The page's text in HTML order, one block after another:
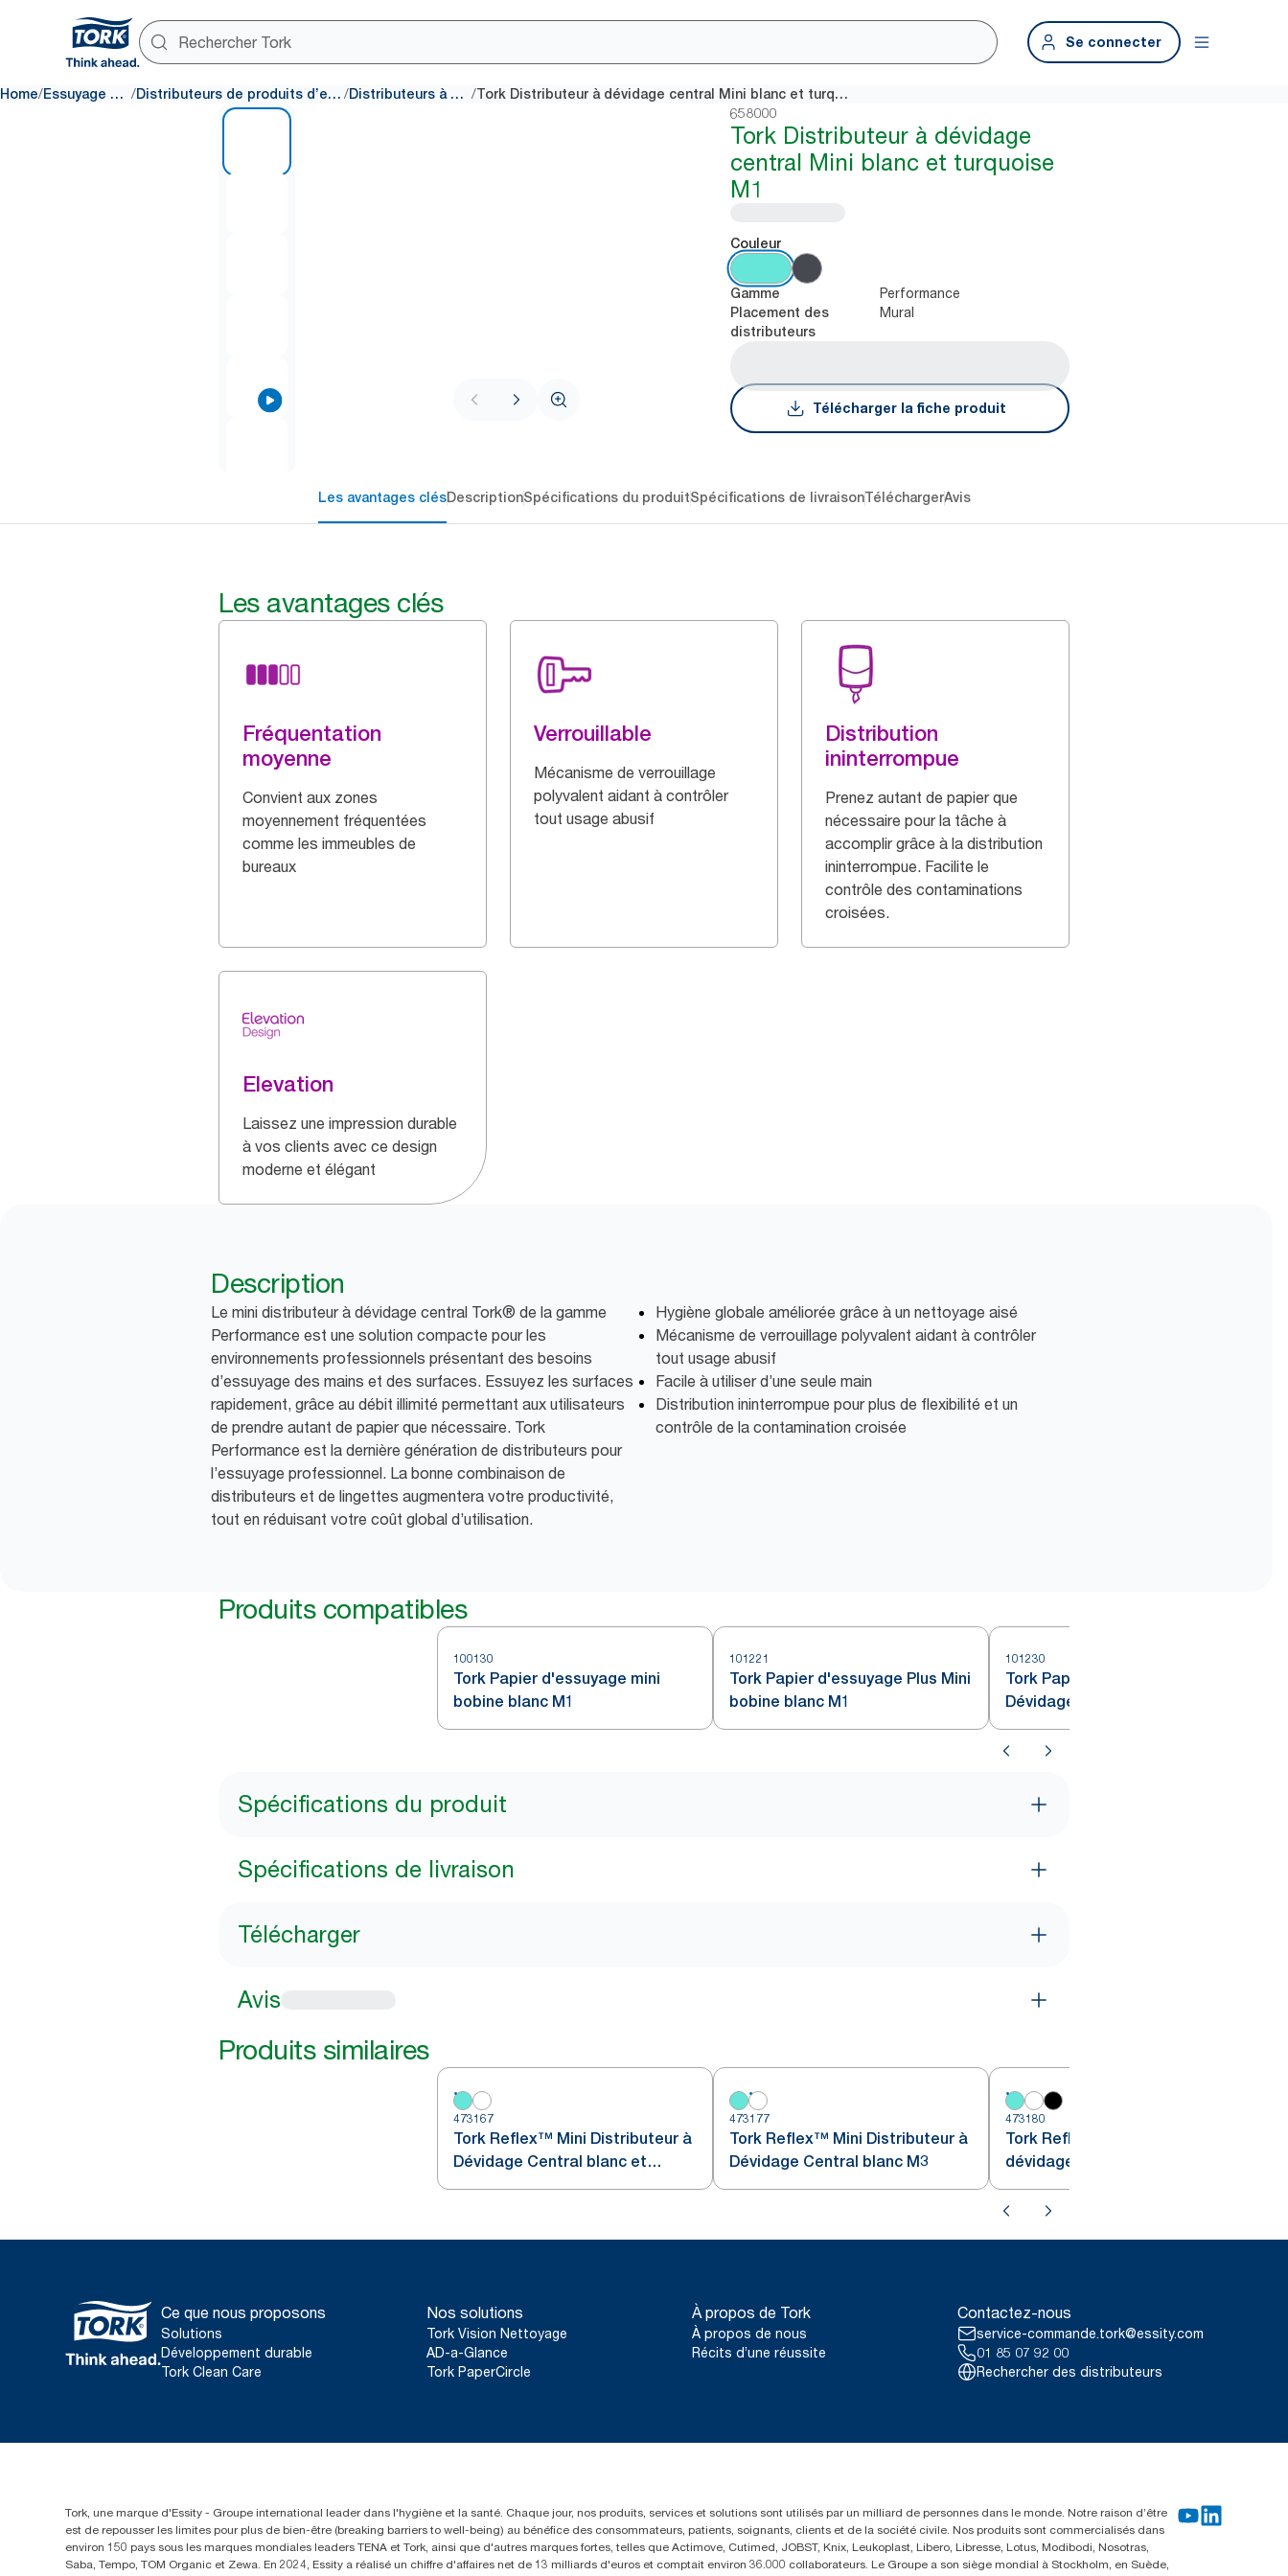
Se connecter
Home/ Essuyage et nettoyage / Distributeurs de produits d’essuyage et de nettoyage / Distributeurs à dévidage central / Tork Distributeur à dévidage central Mini blanc et turquoise M1
658000
Tork Distributeur à dévidage
central Mini blanc et turquoise
M1
Couleur
Gamme Performance
Placement des
distributeurs
Mural
Télécharger la fiche produit
Les avantages clésDescriptionSpécifications du produitSpécifications de livraisonTéléchargerAvis
Les avantages clés
Fréquentation
moyenne
Convient aux zones
moyennement fréquentées
comme les immeubles de
bureaux
Verrouillable
Mécanisme de verrouillage
polyvalent aidant à contrôler
tout usage abusif
Distribution
ininterrompue
Prenez autant de papier que
nécessaire pour la tâche à
accomplir grâce à la distribution
ininterrompue. Facilite le
contrôle des contaminations
croisées.
Elevation
Laissez une impression durable
à vos clients avec ce design
moderne et élégant
Description
Le mini distributeur à dévidage central Tork® de la gamme
Performance est une solution compacte pour les
environnements professionnels présentant des besoins
d’essuyage des mains et des surfaces. Essuyez les surfaces
rapidement, grâce au débit illimité permettant aux utilisateurs
de prendre autant de papier que nécessaire. Tork
Performance est la dernière génération de distributeurs pour
l’essuyage professionnel. La bonne combinaison de
distributeurs et de lingettes augmentera votre productivité,
tout en réduisant votre coût global d’utilisation.
Hygiène globale améliorée grâce à un nettoyage aisé
Mécanisme de verrouillage polyvalent aidant à contrôler
tout usage abusif
Facile à utiliser d’une seule main
Distribution ininterrompue pour plus de flexibilité et un
contrôle de la contamination croisée
Produits compatibles
100130
Tork Papier d'essuyage mini
bobine blanc M1
101221
Tork Papier d'essuyage Plus Mini
bobine blanc M1
101230
Tork Papier d'Essuyage Plus à
Dévidage Central blanc M1
Spécifications du produit
Spécifications de livraison
Télécharger
Avis
Produits similaires
473167
Tork Reflex™ Mini Distributeur à
Dévidage Central blanc et
turquoise M3
473177
Tork Reflex™ Mini Distributeur à
Dévidage Central blanc M3
473180
Tork Reflex™ Distributeur à
dévidage central blanc et
turquoise M4
Ce que nous proposons
Solutions
Développement durable
Tork Clean Care
Nos solutions
Tork Vision Nettoyage
AD-a-Glance
Tork PaperCircle
À propos de Tork
À propos de nous
Récits d’une réussite
Contactez-nous
service-commande.tork@essity.com
01 85 07 92 00
Rechercher des distributeurs
Tork, une marque d'Essity - Groupe international leader dans l'hygiène et la santé. Chaque jour, nos produits, services et solutions sont utilisés par un milliard de personnes dans le monde. Notre raison d’être
est de repousser les limites pour plus de bien-être (breaking barriers to well-being) au bénéfice des consommateurs, patients, soignants, clients et de la société civile. Nos produits sont commercialisés dans
environ 150 pays sous les marques mondiales leaders TENA et Tork, ainsi que d'autres marques fortes, telles que Actimove, Cutimed, JOBST, Knix, Leukoplast, Libero, Libresse, Lotus, Modibodi, Nosotras,
Saba, Tempo, TOM Organic et Zewa. En 2024, Essity a réalisé un chiffre d'affaires net de 13 milliards d'euros et comptait environ 36.000 collaborateurs. Le Groupe a son siège mondial à Stockholm, en Suède,